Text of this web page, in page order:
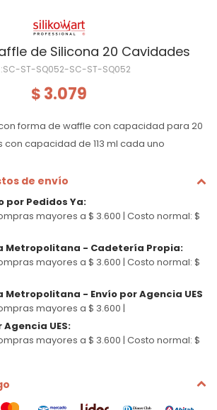
de Silicona 20 Cavidades
SC-ST-SQ052-SC-ST-SQ052
$ 3.079
forma de waffle con capacidad para 20
capacidad de 113 ml cada uno
de envío
por Pedidos Ya:
mayores a $ 3.600 | Costo normal: $
Metropolitana - Cadetería Propia:
mayores a $ 3.600 | Costo normal: $
Metropolitana - Envío por Agencia UES
mayores a $ 3.600 |
UES:
mayores a $ 3.600 | Costo normal: $